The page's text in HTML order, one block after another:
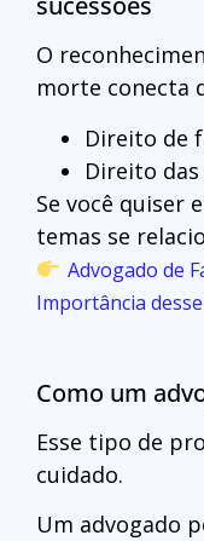
O
morte conecta
Direito de
Direito das
Se você quiser
temas se
Advogado de
Importância
Como um
Esse tipo de
cuidado.
Um advogado